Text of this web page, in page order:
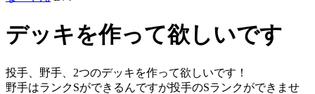
デッキを作って欲しいです
投手、野手、2つのデッキを作って欲しいです！
野手はランクSができるんですが投手のSランクができませ